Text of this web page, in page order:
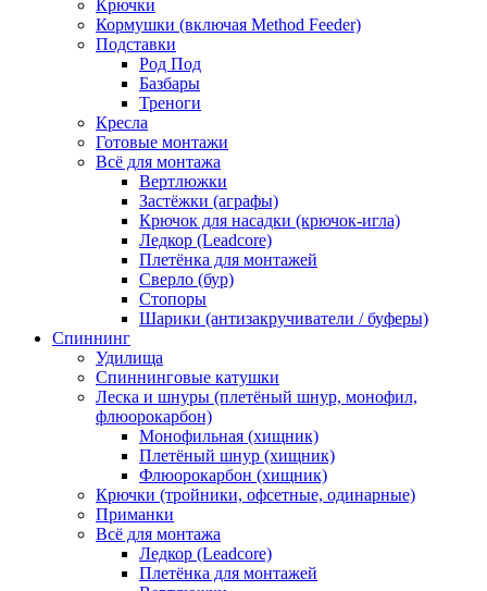
Крючки
Кормушки (включая Method Feeder)
Подставки
Род Под
Базбары
Треноги
Кресла
Готовые монтажи
Всё для монтажа
Вертлюжки
Застёжки (аграфы)
Крючок для насадки (крючок-игла)
Ледкор (Leadcore)
Плетёнка для монтажей
Сверло (бур)
Стопоры
Шарики (антизакручиватели / буферы)
Спиннинг
Удилища
Спиннинговые катушки
Леска и шнуры (плетёный шнур, монофил,
флюорокарбон)
Монофильная (хищник)
Плетёный шнур (хищник)
Флюорокарбон (хищник)
Крючки (тройники, офсетные, одинарные)
Приманки
Всё для монтажа
Ледкор (Leadcore)
Плетёнка для монтажей